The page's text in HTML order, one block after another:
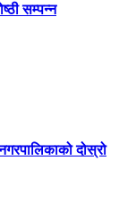
सम्पन्न
दोस्रो